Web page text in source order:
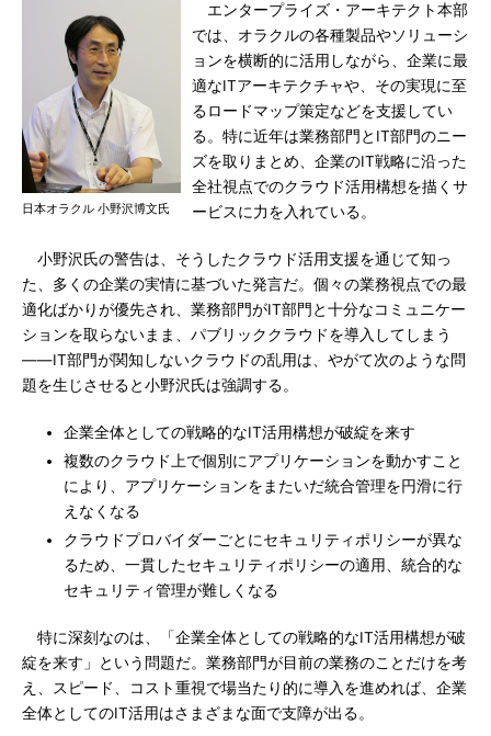
日本オラクル 小野沢博文氏
エンタープライズ・アーキテクト本部
では、オラクルの各種製品やソリューシ
ョンを横断的に活用しながら、企業に最
適なITアーキテクチャや、その実現に至
るロードマップ策定などを支援してい
る。特に近年は業務部門とIT部門のニー
ズを取りまとめ、企業のIT戦略に沿った
全社視点でのクラウド活用構想を描くサ
ービスに力を入れている。
小野沢氏の警告は、そうしたクラウド活用支援を通じて知っ
た、多くの企業の実情に基づいた発言だ。個々の業務視点での最
適化ばかりが優先され、業務部門がIT部門と十分なコミュニケー
ションを取らないまま、パブリッククラウドを導入してしまう
――IT部門が関知しないクラウドの乱用は、やがて次のような問
題を生じさせると小野沢氏は強調する。
企業全体としての戦略的なIT活用構想が破綻を来す
複数のクラウド上で個別にアプリケーションを動かすこと
により、アプリケーションをまたいだ統合管理を円滑に行
えなくなる
クラウドプロバイダーごとにセキュリティポリシーが異な
るため、一貫したセキュリティポリシーの適用、統合的な
セキュリティ管理が難しくなる
特に深刻なのは、「企業全体としての戦略的なIT活用構想が破
綻を来す」という問題だ。業務部門が目前の業務のことだけを考
え、スピード、コスト重視で場当たり的に導入を進めれば、企業
全体としてのIT活用はさまざまな面で支障が出る。